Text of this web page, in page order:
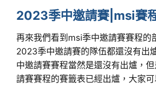
2023季中邀請賽|msi賽
再來我們看到msi季中邀請賽賽程的
2023季中邀請賽的隊伍都還沒有出
中邀請賽賽程當然是還沒有出爐，
請賽賽程的賽籤表已經出爐，大家